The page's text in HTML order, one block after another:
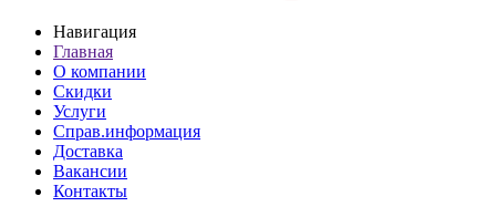
Навигация
Главная
О компании
Скидки
Услуги
Справ.информация
Доставка
Вакансии
Контакты